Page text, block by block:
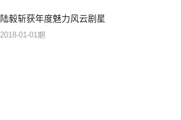
陆毅斩获年度魅力风云剧星
2018-01-01期